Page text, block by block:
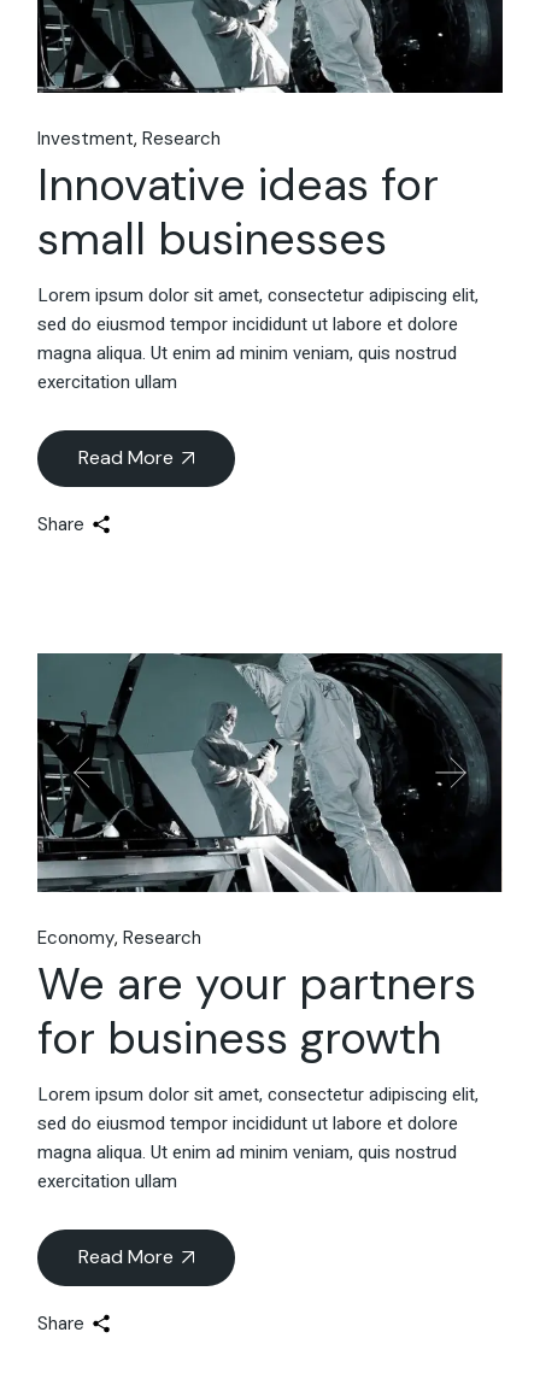
Investment Research
Innovative ideas for
small businesses
Lorem ipsum dolor sit amet, consectetur adipiscing elit,
sed do eiusmod tempor incididunt ut labore et dolore
magna aliqua. Ut enim ad minim veniam, quis nostrud
exercitation ullam
Read More
Share
Economy Research
We are your partners
for business growth
Lorem ipsum dolor sit amet, consectetur adipiscing elit,
sed do eiusmod tempor incididunt ut labore et dolore
magna aliqua. Ut enim ad minim veniam, quis nostrud
exercitation ullam
Read More
Share